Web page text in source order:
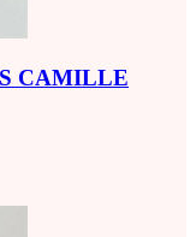
CAMILLE